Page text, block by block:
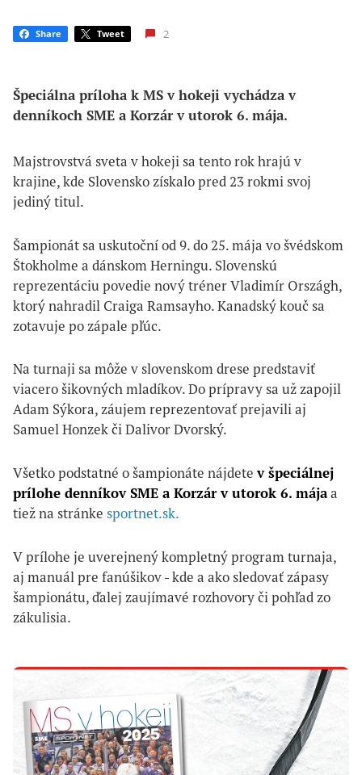
Share Tweet 2
Špeciálna príloha k MS v hokeji vychádza v
denníkoch SME a Korzár v utorok 6. mája.
Majstrovstvá sveta v hokeji sa tento rok hrajú v
krajine, kde Slovensko získalo pred 23 rokmi svoj
jediný titul.
Šampionát sa uskutoční od 9. do 25. mája vo švédskom
Štokholme a dánskom Herningu. Slovenskú
reprezentáciu povedie nový tréner Vladimír Országh,
ktorý nahradil Craiga Ramsayho. Kanadský kouč sa
zotavuje po zápale pľúc.
Na turnaji sa môže v slovenskom drese predstaviť
viacero šikovných mladíkov. Do prípravy sa už zapojil
Adam Sýkora, záujem reprezentovať prejavili aj
Samuel Honzek či Dalivor Dvorský.
Všetko podstatné o šampionáte nájdetev špeciálnej
prílohe denníkov SME a Korzár v utorok 6. májaa
tiež na stránke sportnet.sk.
V prílohe je uverejnený kompletný program turnaja,
aj manuál pre fanúšikov - kde a ako sledovať zápasy
šampionátu, ďalej zaujímavé rozhovory či pohľad zo
zákulisia.